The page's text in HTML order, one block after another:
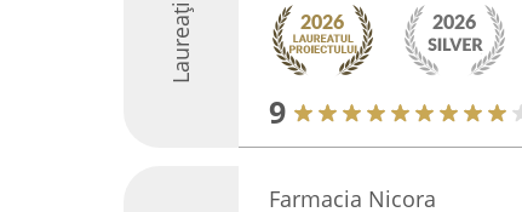
Laureați
9
Farmacia Nicora